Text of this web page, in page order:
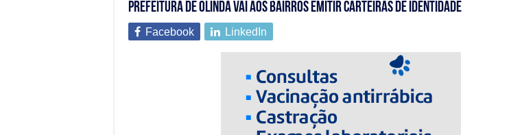
Prefeitura de Olinda vai aos bairros emitir carteiras de identidade
Facebook LinkedIn